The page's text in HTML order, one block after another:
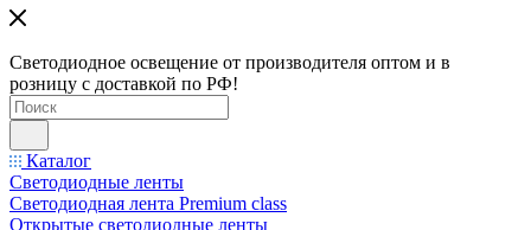
Светодиодное освещение от производителя оптом и в
розницу с доставкой по РФ!
Каталог
Светодиодные ленты
Светодиодная лента Premium class
Открытые светодиодные ленты